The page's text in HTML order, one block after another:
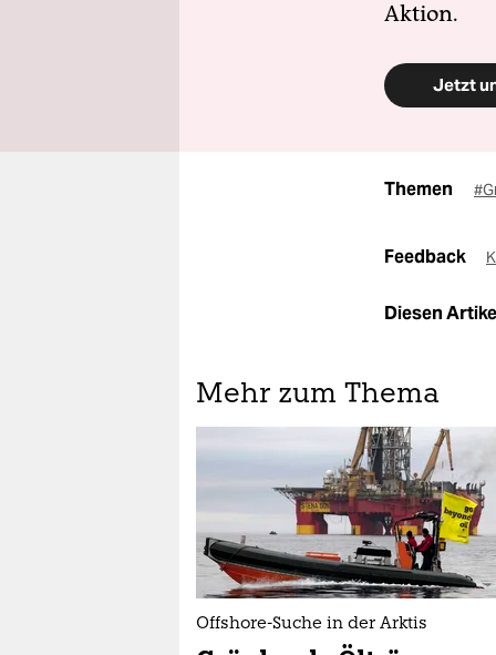
Aktion.
Jetzt
Themen
Feedback
Diesen
Mehr zum Thema
Offshore-Suche in der Arktis